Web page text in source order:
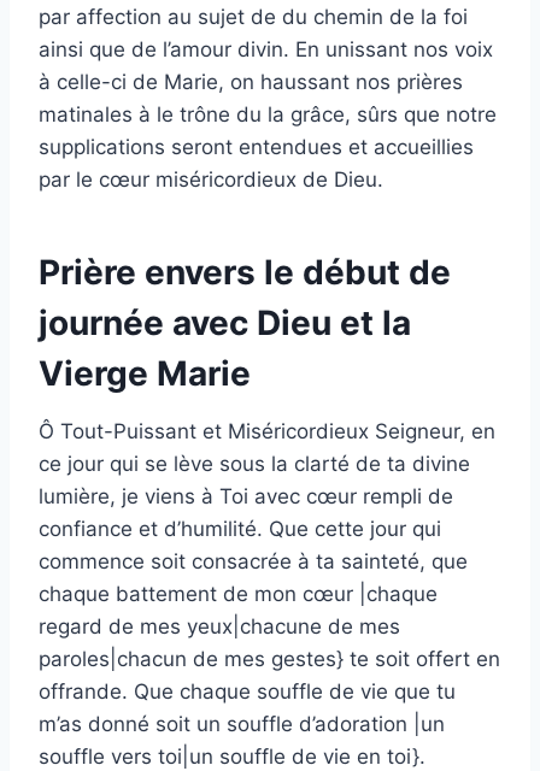
par affection au sujet de du chemin de la foi
ainsi que de l’amour divin. En unissant nos voix
à celle-ci de Marie, on haussant nos prières
matinales à le trône du la grâce, sûrs que notre
supplications seront entendues et accueillies
par le cœur miséricordieux de Dieu.
Prière envers le début de
journée avec Dieu et la
Vierge Marie
Ô Tout-Puissant et Miséricordieux Seigneur, en
ce jour qui se lève sous la clarté de ta divine
lumière, je viens à Toi avec cœur rempli de
confiance et d’humilité. Que cette jour qui
commence soit consacrée à ta sainteté, que
chaque battement de mon cœur |chaque
regard de mes yeux|chacune de mes
paroles|chacun de mes gestes} te soit offert en
offrande. Que chaque souffle de vie que tu
m’as donné soit un souffle d’adoration |un
souffle vers toi|un souffle de vie en toi}.